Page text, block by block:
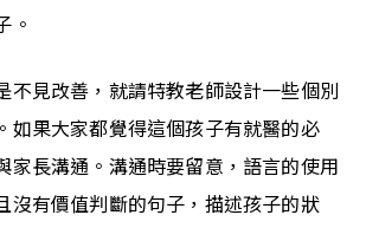
。
不見改善，就請特教老師設計一些個別
如果大家都覺得這個孩子有就醫的必
家長溝通。溝通時要留意，語言的使用
沒有價值判斷的句子，描述孩子的狀